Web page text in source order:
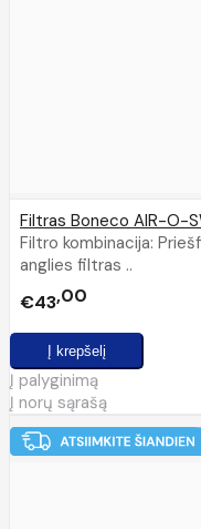
Filtras Boneco AIR-O-
Filtro kombinacija:
anglies filtras ..
€43 00
Į palyginimą
Į norų sąrašą